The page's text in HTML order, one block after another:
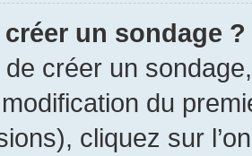
un sondage ?
créer un
du
cliquez sur